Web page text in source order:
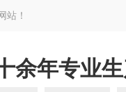
站！
余年专业